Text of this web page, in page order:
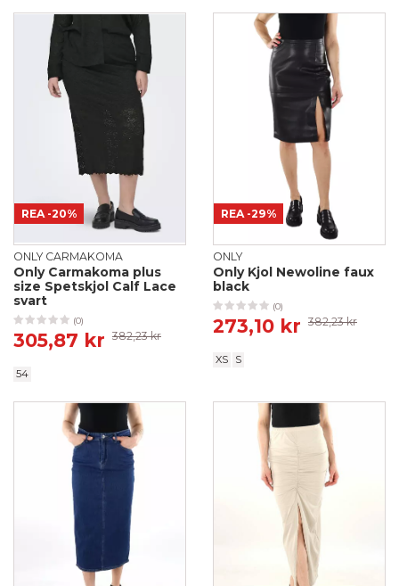
REA -20%
ONLY CARMAKOMA
Only Carmakoma plus
size Spetskjol Calf Lace
svart
(0)
305,87 kr 382,23 kr
54
REA -29%
ONLY
Only Kjol Newoline faux
black
(0)
273,10 kr 382,23 kr
XS S